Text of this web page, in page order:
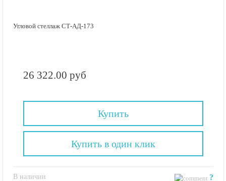
Угловой стеллаж СТ-АД-173
26 322.00 руб
Купить
В наличии ?
Купить в один клик